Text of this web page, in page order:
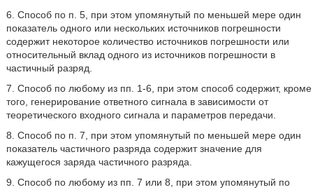
6. Способ по п. 5, при этом упомянутый по меньшей мере один
показатель одного или нескольких источников погрешности
содержит некоторое количество источников погрешности или
относительный вклад одного из источников погрешности в
частичный разряд.
7. Способ по любому из пп. 1-6, при этом способ содержит, кроме
того, генерирование ответного сигнала в зависимости от
теоретического входного сигнала и параметров передачи.
8. Способ по п. 7, при этом упомянутый по меньшей мере один
показатель частичного разряда содержит значение для
кажущегося заряда частичного разряда.
9. Способ по любому из пп. 7 или 8, при этом упомянутый по